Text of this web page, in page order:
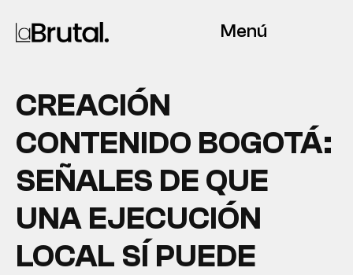
Menú
CREACIÓN
CONTENIDO BOGOTÁ:
SEÑALES DE QUE
UNA EJECUCIÓN
LOCAL SÍ PUEDE